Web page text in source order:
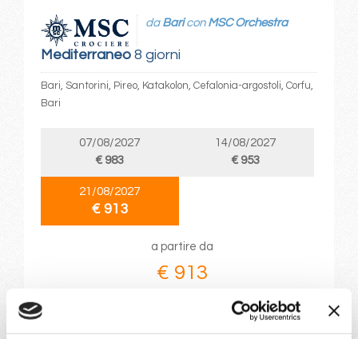
Mediterraneo8 giorni
da Baricon MSC Orchestra
Bari, Santorini, Pireo, Katakolon, Cefalonia-argostoli, Corfu,
Bari
07/08/2027
€ 983
14/08/2027
€ 953
21/08/2027
€ 913
a partire da
€ 913